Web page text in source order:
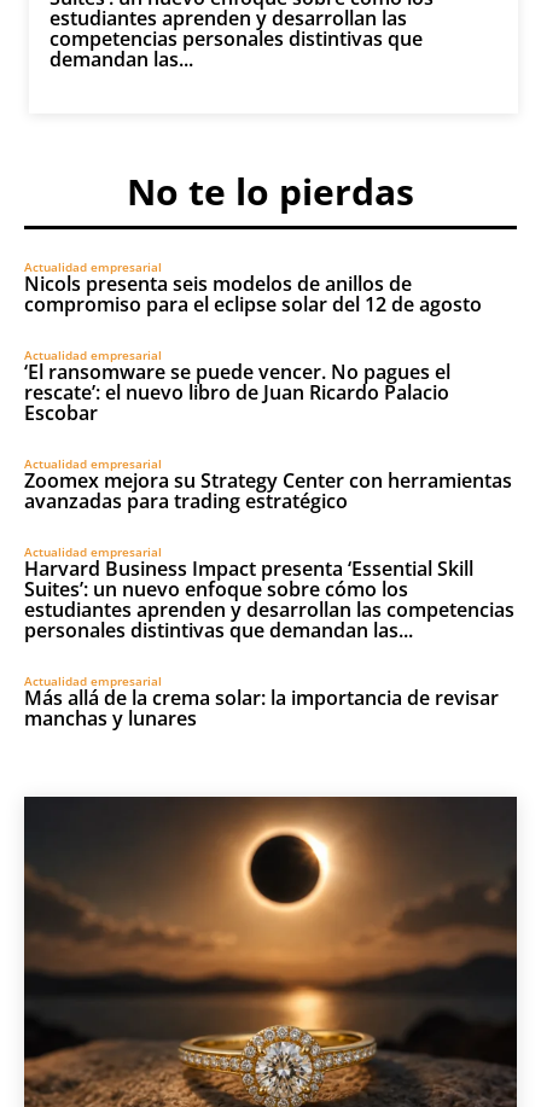
estudiantes aprenden y desarrollan las
competencias personales distintivas que
demandan las...
No te lo pierdas
Actualidad empresarial
Nicols presenta seis modelos de anillos de
compromiso para el eclipse solar del 12 de agosto
Actualidad empresarial
‘El ransomware se puede vencer. No pagues el
rescate’: el nuevo libro de Juan Ricardo Palacio
Escobar
Actualidad empresarial
Zoomex mejora su Strategy Center con herramientas
avanzadas para trading estratégico
Actualidad empresarial
Harvard Business Impact presenta ‘Essential Skill
Suites’: un nuevo enfoque sobre cómo los
estudiantes aprenden y desarrollan las competencias
personales distintivas que demandan las...
Actualidad empresarial
Más allá de la crema solar: la importancia de revisar
manchas y lunares